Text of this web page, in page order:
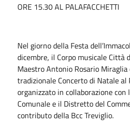
ORE 15.30 AL PALAFACCHETTI
Nel giorno della Festa
dicembre, il Corpo musicale Città
Maestro Antonio Rosario Miraglia
tradizionale Concerto di Natale al
organizzato in collaborazione
Comunale e il Distretto del
contributo della Bcc Treviglio.